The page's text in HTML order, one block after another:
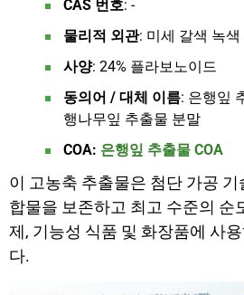
CAS 번호: -
물리적 외관: 미세 갈색 녹색
사양: 24% 플라보노이드
동의어 / 대체 이름: 은행잎
행나무잎 추출물 분말
COA: 은행잎 추출물 COA
이 고농축 추출물은 첨단 가공
합물을 보존하고 최고 수준의 순
제, 기능성 식품 및 화장품에 사
다.